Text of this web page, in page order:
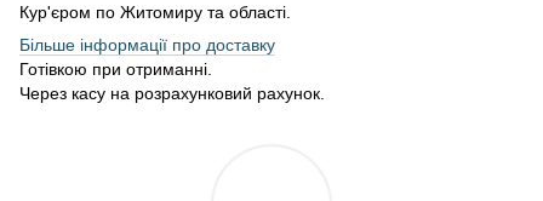
Кур'єром по Житомиру та області.
Більше інформації про доставку
Готівкою при отриманні.
Через касу на розрахунковий рахунок.